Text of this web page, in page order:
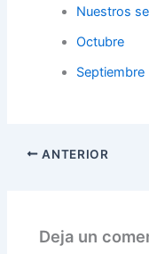
Nuestros
Octubre
Septiembre
ANTERIOR
Deja un